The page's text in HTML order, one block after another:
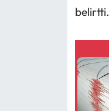
belirtti.